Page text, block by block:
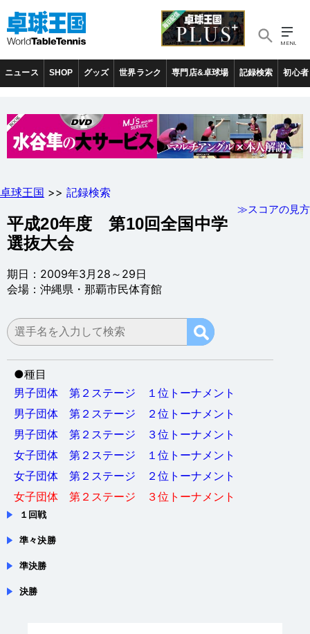
ニュース SHOP グッズ 世界ランク 専門店&卓球場 記録検索 初心者
卓球王国 >> 記録検索
≫スコアの見方
平成20年度 第10回全国中学
選抜大会
期日：2009年3月28～29日
会場：沖縄県・那覇市民体育館
●種目
男子団体 第２ステージ １位トーナメント
男子団体 第２ステージ ２位トーナメント
男子団体 第２ステージ ３位トーナメント
女子団体 第２ステージ １位トーナメント
女子団体 第２ステージ ２位トーナメント
女子団体 第２ステージ ３位トーナメント
１回戦
準々決勝
準決勝
決勝